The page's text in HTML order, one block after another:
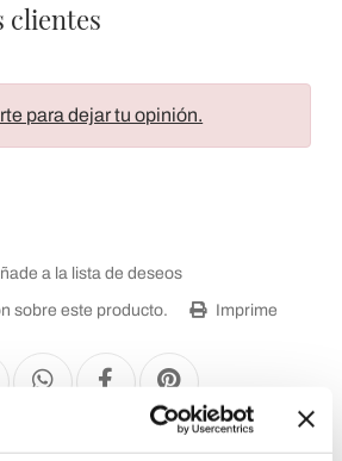
clientes
para dejar tu opinión.
a la lista de deseos
sobre este producto. Imprime